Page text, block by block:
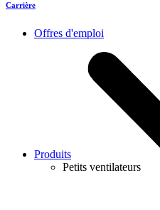
Carrière
Offres d'emploi
Produits
Petits ventilateurs